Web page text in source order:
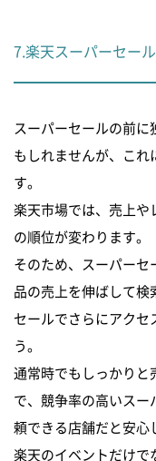
7.楽天スーパーセー
スーパーセールの前に
もしれませんが、これ
す。
楽天市場では、売上や
の順位が変わります。
そのため、スーパーセ
品の売上を伸ばして検
セールでさらにアクセ
う。
通常時でもしっかりと
で、競争率の高いスー
頼できる店舗だと安心
楽天のイベントだけで